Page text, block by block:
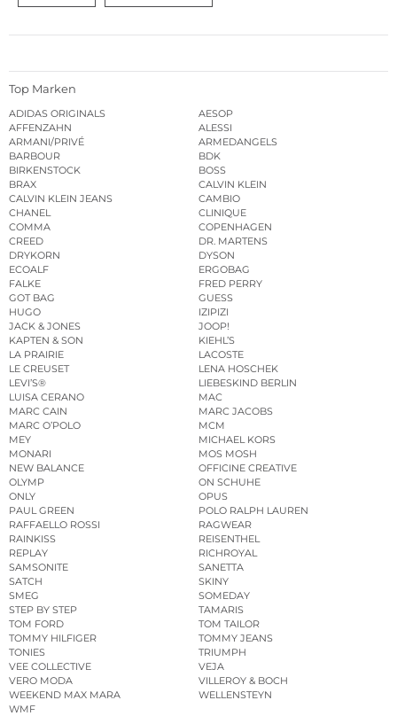
Top Marken
ADIDAS ORIGINALS
AESOP
AFFENZAHN
ALESSI
ARMANI/PRIVÉ
ARMEDANGELS
BARBOUR
BDK
BIRKENSTOCK
BOSS
BRAX
CALVIN KLEIN
CALVIN KLEIN JEANS
CAMBIO
CHANEL
CLINIQUE
COMMA
COPENHAGEN
CREED
DR. MARTENS
DRYKORN
DYSON
ECOALF
ERGOBAG
FALKE
FRED PERRY
GOT BAG
GUESS
HUGO
IZIPIZI
JACK & JONES
JOOP!
KAPTEN & SON
KIEHL’S
LA PRAIRIE
LACOSTE
LE CREUSET
LENA HOSCHEK
LEVI’S®
LIEBESKIND BERLIN
LUISA CERANO
MAC
MARC CAIN
MARC JACOBS
MARC O’POLO
MCM
MEY
MICHAEL KORS
MONARI
MOS MOSH
NEW BALANCE
OFFICINE CREATIVE
OLYMP
ON SCHUHE
ONLY
OPUS
PAUL GREEN
POLO RALPH LAUREN
RAFFAELLO ROSSI
RAGWEAR
RAINKISS
REISENTHEL
REPLAY
RICHROYAL
SAMSONITE
SANETTA
SATCH
SKINY
SMEG
SOMEDAY
STEP BY STEP
TAMARIS
TOM FORD
TOM TAILOR
TOMMY HILFIGER
TOMMY JEANS
TONIES
TRIUMPH
VEE COLLECTIVE
VEJA
VERO MODA
VILLEROY & BOCH
WEEKEND MAX MARA
WELLENSTEYN
WMF